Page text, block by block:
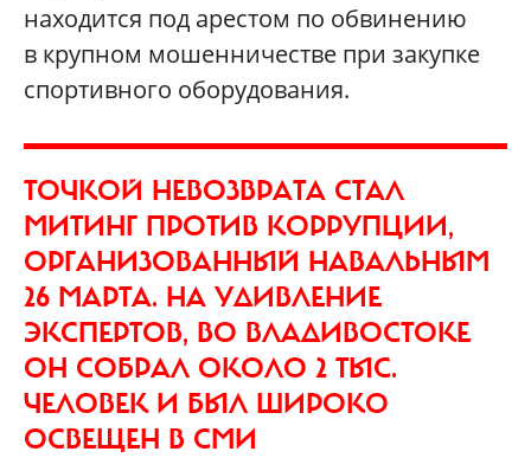
находится под арестом по обвинению
в крупном мошенничестве при закупке
спортивного оборудования.
ТОЧКОЙ НЕВОЗВРАТА СТАЛ
МИТИНГ ПРОТИВ КОРРУПЦИИ,
ОРГАНИЗОВАННЫЙ НАВАЛЬНЫМ
26 МАРТА. НА УДИВЛЕНИЕ
ЭКСПЕРТОВ, ВО ВЛАДИВОСТОКЕ
ОН СОБРАЛ ОКОЛО 2 ТЫС.
ЧЕЛОВЕК И БЫЛ ШИРОКО
ОСВЕЩЕН В СМИ